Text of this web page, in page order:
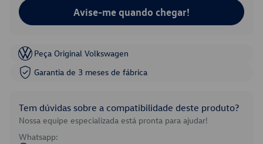
Avise-me quando chegar!
Peça Original Volkswagen
Garantia de 3 meses de fábrica
Tem dúvidas sobre a compatibilidade deste produto?
Nossa equipe especializada está pronta para ajudar!
Whatsapp: